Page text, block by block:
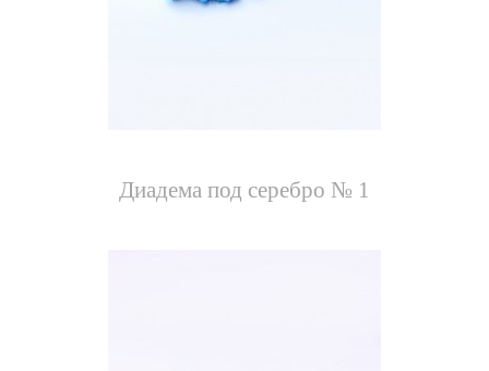
Диадема под серебро № 1